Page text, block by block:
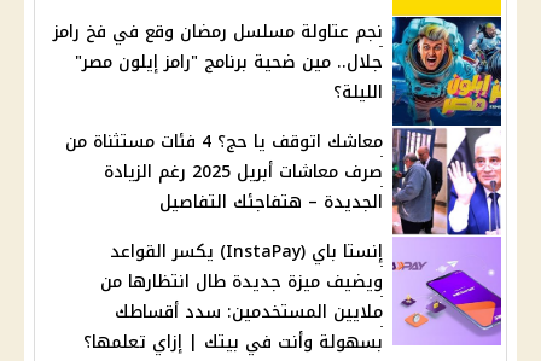
نجم عتاولة مسلسل رمضان وقع في فخ رامز
جلال.. مين ضحية برنامج "رامز إيلون مصر"
الليلة؟
معاشك اتوقف يا حج؟ 4 فئات مستثناة من
صرف معاشات أبريل 2025 رغم الزيادة
الجديدة – هتفاجئك التفاصيل
إنستا باي (InstaPay) يكسر القواعد
ويضيف ميزة جديدة طال انتظارها من
ملايين المستخدمين: سدد أقساطك
بسهولة وأنت في بيتك | إزاي تعلمها؟